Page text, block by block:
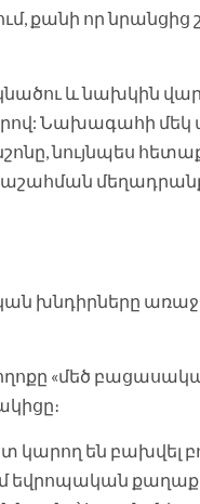
քանի որ
և նախկին
Նախագահի մեկ
նույնպես
խնդիրները
«մեծ բացասական
կարող են բախվել
եվրոպական